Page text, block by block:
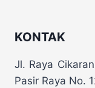
KONTAK
Jl. Raya
Pasir Raya No.